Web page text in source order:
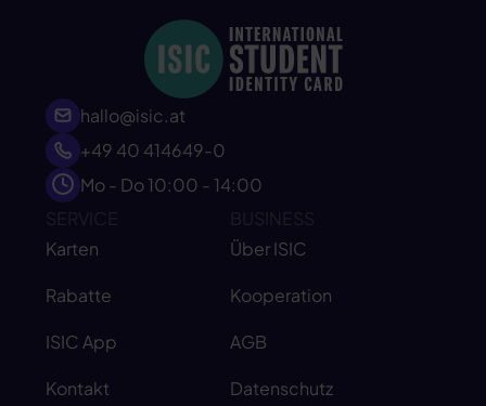
hallo@isic.at
+49 40 414649-0
Mo - Do 10:00 - 14:00
Karten
Rabatte
ISIC App
Kontakt
Über ISIC
Kooperation
AGB
Datenschutz